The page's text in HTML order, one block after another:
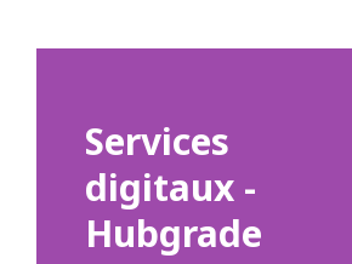
Services
digitaux -
Hubgrade